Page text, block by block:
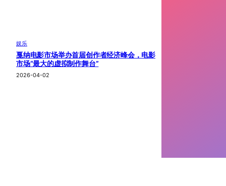
娱乐
戛纳电影市场举办首届创作者经济峰会，电影
市场“最大的虚拟制作舞台”
2026-04-02